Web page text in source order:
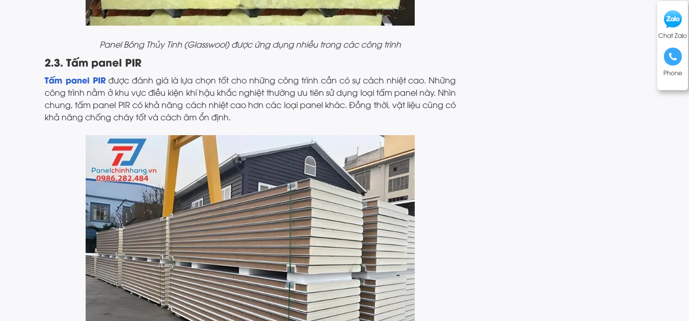
Chat Zalo
Phone
Panel Bông Thủy Tinh (Glasswool) được ứng dụng nhiều trong các công trình
2.3. Tấm panel PIR
Tấm panel PIRđược đánh giá là lựa chọn tốt cho những công trình cần có sự cách nhiệt cao. Những
công trình nằm ở khu vực điều kiện khí hậu khắc nghiệt thường ưu tiên sử dụng loại tấm panel này. Nhìn
chung, tấm panel PIR có khả năng cách nhiệt cao hơn các loại panel khác. Đồng thời, vật liệu cũng có
khả năng chống cháy tốt và cách âm ổn định.